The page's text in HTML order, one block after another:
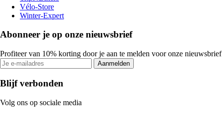
Vélo-Store
Winter-Expert
Abonneer je op onze nieuwsbrief
Profiteer van 10% korting door je aan te melden voor onze nieuwsbrief
Aanmelden
Blijf verbonden
Volg ons op sociale media